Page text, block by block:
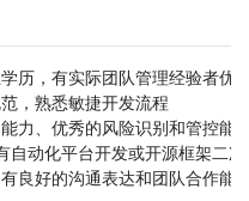
历，有实际团队管理经验者优
，熟悉敏捷开发流程
力、优秀的风险识别和管控能
动化平台开发或开源框架二次
良好的沟通表达和团队合作能